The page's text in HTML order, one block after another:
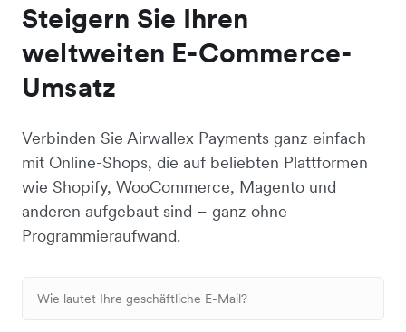
Steigern Sie Ihren
weltweiten E-Commerce-
Umsatz
Verbinden Sie Airwallex Payments ganz einfach
mit Online-Shops, die auf beliebten Plattformen
wie Shopify, WooCommerce, Magento und
anderen aufgebaut sind – ganz ohne
Programmieraufwand.